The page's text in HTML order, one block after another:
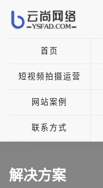
首页
短视频拍摄运营
网站案例
联系方式
解决方案